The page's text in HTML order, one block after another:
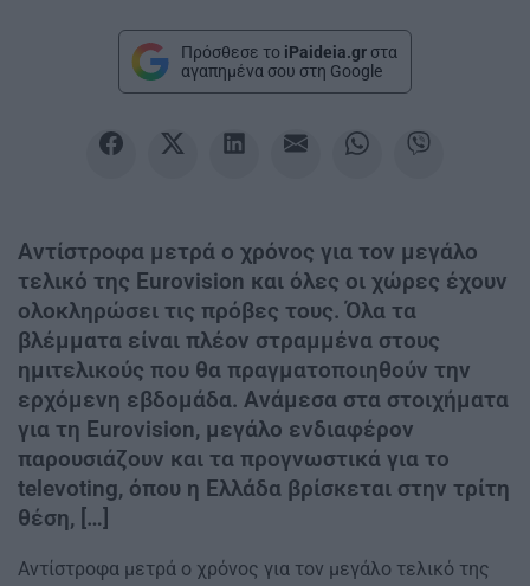
Πρόσθεσε το iPaideia.gr στα
αγαπημένα σου στη Google
Αντίστροφα μετρά ο χρόνος για τον μεγάλο
τελικό της Eurovision και όλες οι χώρες έχουν
ολοκληρώσει τις πρόβες τους. Όλα τα
βλέμματα είναι πλέον στραμμένα στους
ημιτελικούς που θα πραγματοποιηθούν την
ερχόμενη εβδομάδα. Ανάμεσα στα στοιχήματα
για τη Eurovision, μεγάλο ενδιαφέρον
παρουσιάζουν και τα προγνωστικά για το
televoting, όπου η Ελλάδα βρίσκεται στην τρίτη
θέση, […]
Αντίστροφα μετρά ο χρόνος για τον μεγάλο τελικό της